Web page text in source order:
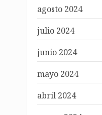
agosto 2024
julio 2024
junio 2024
mayo 2024
abril 2024